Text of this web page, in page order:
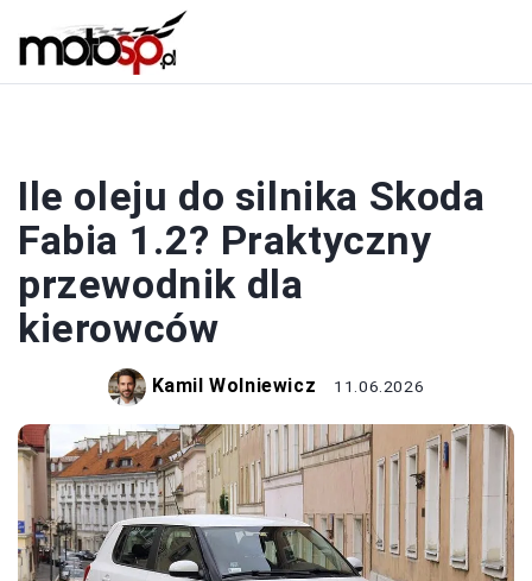
Ile oleju do silnika Skoda
Fabia 1.2? Praktyczny
przewodnik dla
kierowców
Kamil Wolniewicz 11.06.2026